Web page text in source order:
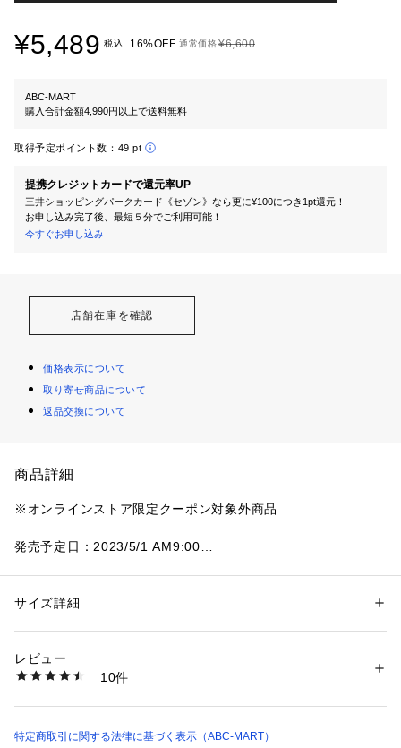
¥5,489 税込 16%OFF 通常価格¥6,600
ABC-MART
購入合計金額4,990円以上で送料無料
取得予定ポイント数： 49 pt
提携クレジットカードで還元率UP
三井ショッピングパークカード《セゾン》なら更に¥100につき1pt還元！
お申し込み完了後、最短５分でご利用可能！
今すぐお申し込み
店舗在庫を確認
価格表示について
取り寄せ商品について
返品交換について
商品詳細
※オンラインストア限定クーポン対象外商品
発売予定日：2023/5/1 AM9:00
キッズモデル
ナイキ リフト 2は、オープンホールメッシュが抜群の通気性
を印象付ける一足。
柔らかいフォームとソリッドラバーが、どんな地面でもトラ
性別：キッズ・ベビー
素材：合成繊維・合成繊維
洗濯：-
※詳しい洗濯方法については、商品の品質表示タグをご覧ください
6637120001 （ショップ）
サイズ詳細
レビュー
10件
特定商取引に関する法律に基づく表示（ABC-MART）